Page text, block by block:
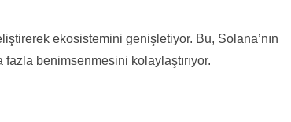
ekosistemini genişletiyor. Bu, Solana’nın
benimsenmesini kolaylaştırıyor.